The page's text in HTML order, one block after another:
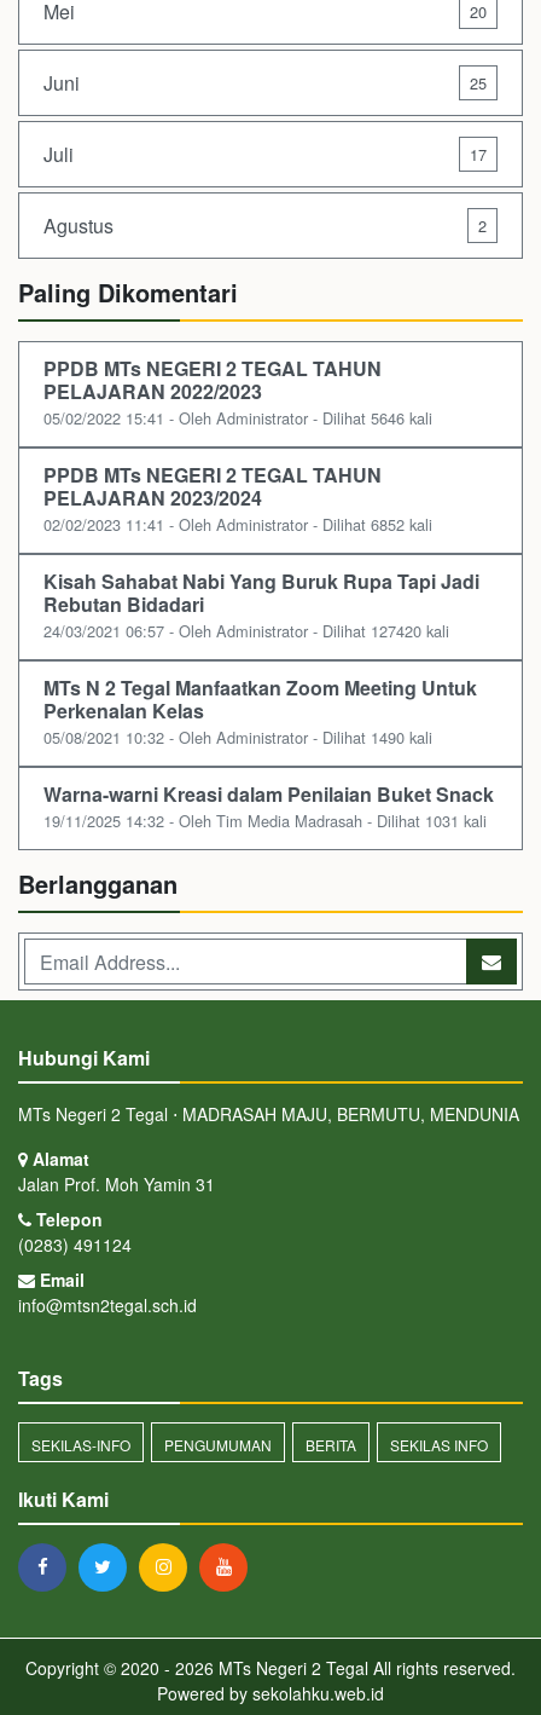
Mei 20
Juni 25
Juli 17
Agustus 2
Paling Dikomentari
PPDB MTs NEGERI 2 TEGAL TAHUN
PELAJARAN 2022/2023
05/02/2022 15:41 - Oleh Administrator - Dilihat 5646 kali
PPDB MTs NEGERI 2 TEGAL TAHUN
PELAJARAN 2023/2024
02/02/2023 11:41 - Oleh Administrator - Dilihat 6852 kali
Kisah Sahabat Nabi Yang Buruk Rupa Tapi Jadi
Rebutan Bidadari
24/03/2021 06:57 - Oleh Administrator - Dilihat 127420 kali
MTs N 2 Tegal Manfaatkan Zoom Meeting Untuk
Perkenalan Kelas
05/08/2021 10:32 - Oleh Administrator - Dilihat 1490 kali
Warna-warni Kreasi dalam Penilaian Buket Snack
19/11/2025 14:32 - Oleh Tim Media Madrasah - Dilihat 1031 kali
Berlangganan
Hubungi Kami
MTs Negeri 2 Tegal ⋅ MADRASAH MAJU, BERMUTU, MENDUNIA
Alamat
Jalan Prof. Moh Yamin 31
Telepon
(0283) 491124
Email
info@mtsn2tegal.sch.id
Tags
SEKILAS-INFO PENGUMUMAN BERITA SEKILAS INFO
Ikuti Kami
Copyright © 2020 - 2026 MTs Negeri 2 Tegal All rights reserved.
Powered by sekolahku.web.id